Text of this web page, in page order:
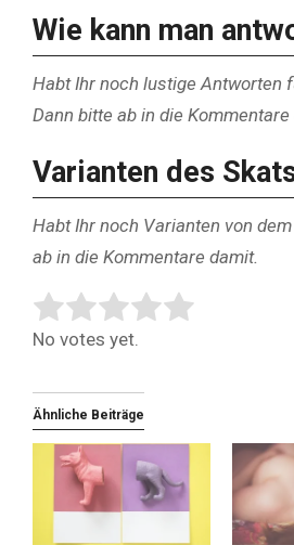
Wie kann man
Habt Ihr noch lustige Antworten
Dann bitte ab in die Kommentare
Varianten des
Habt Ihr noch Varianten von
ab in die Kommentare damit.
Rate this item:
Submit Rating
No votes yet.
Ähnliche Beiträge